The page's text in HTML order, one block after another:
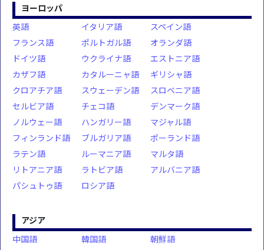
ヨーロッパ
英語
イタリア語
スペイン語
フランス語
ポルトガル語
オランダ語
ドイツ語
ウクライナ語
エストニア語
カザフ語
カタルーニャ語
ギリシャ語
クロアチア語
スウェーデン語
スロベニア語
セルビア語
チェコ語
デンマーク語
ノルウェー語
ハンガリー語
マジャル語
フィンランド語
ブルガリア語
ポーランド語
ラテン語
ルーマニア語
マルタ語
リトアニア語
ラトビア語
アルバニア語
パシュトゥ語
ロシア語
アジア
中国語
韓国語
朝鮮語